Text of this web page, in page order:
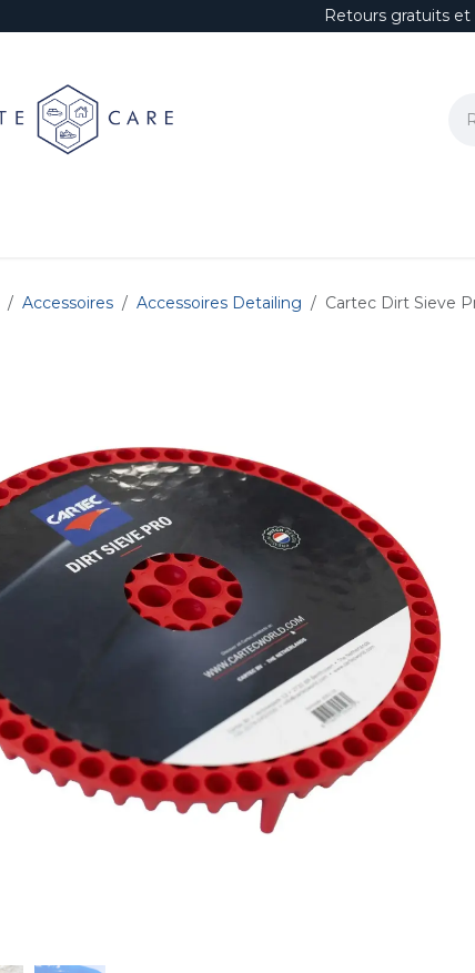
Retours gratuits et
Accessoires Accessoires Detailing Cartec Dirt Sieve